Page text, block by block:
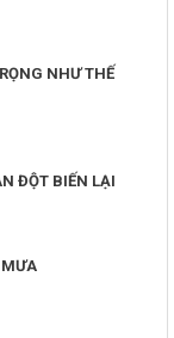
NHƯ THẾ
ĐỘT BIẾN LẠI